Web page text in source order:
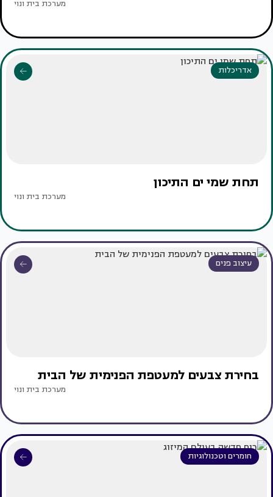
מערכת בית ונוי
אדריכלות
תחת שמי ים התיכון
מערכת בית ונוי
עיצוב פנים
בחירת צבעים למעטפת הפנימית של הבית
מערכת בית ונוי
חומרים וטכנולוגיות